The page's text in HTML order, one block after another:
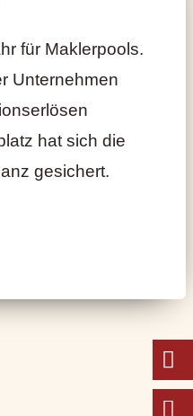
für Maklerpools.
Unternehmen
hat sich die
gesichert.